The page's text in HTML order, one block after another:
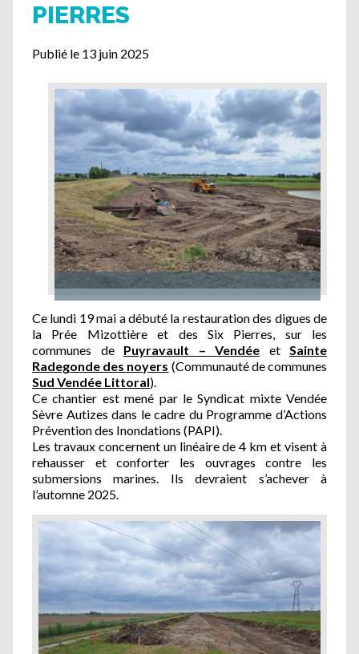
PIERRES
Publié le 13 juin 2025
Ce lundi 19 mai a débuté la restauration des digues de
la Prée Mizottière et des Six Pierres, sur les
communes de Puyravault – Vendée et Sainte
Radegonde des noyers (Communauté de communes
Sud Vendée Littoral).
Ce chantier est mené par le Syndicat mixte Vendée
Sèvre Autizes dans le cadre du Programme d’Actions
Prévention des Inondations (PAPI).
Les travaux concernent un linéaire de 4 km et visent à
rehausser et conforter les ouvrages contre les
submersions marines. Ils devraient s’achever à
l’automne 2025.